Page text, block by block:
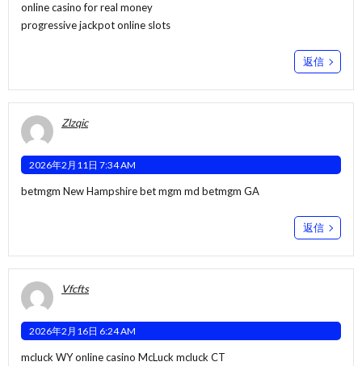
online casino for real money
progressive jackpot online slots
返信
Zlzqic
2026年2月11日 7:34 AM
betmgm New Hampshirebet mgm md betmgm GA
返信
Vfcfts
2026年2月16日 6:24 AM
mcluck WYonline casino McLuck mcluck CT